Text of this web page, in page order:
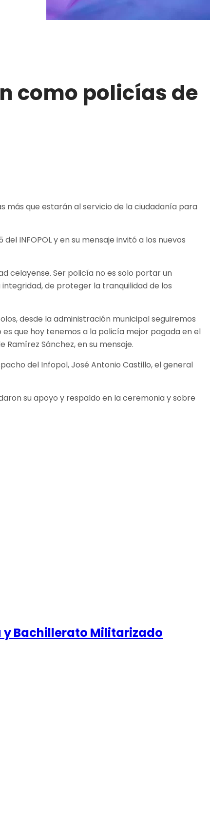
como policías de
más que estarán al servicio de la ciudadanía para
INFOPOL y en su mensaje invitó a los nuevos
celayense. Ser policía no es solo portar un
de proteger la tranquilidad de los
desde la administración municipal seguiremos
que hoy tenemos a la policía mejor pagada en el
Sánchez, en su mensaje.
del Infopol, José Antonio Castillo, el general
su apoyo y respaldo en la ceremonia y sobre
Bachillerato Militarizado